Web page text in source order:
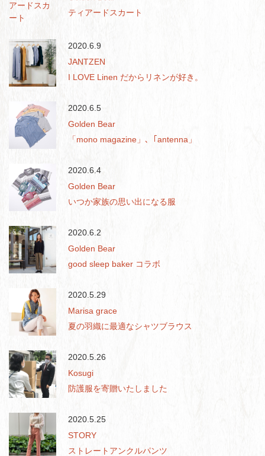
ティアードスカート
2020.6.9
JANTZEN
I LOVE Linen だからリネンが好き。
2020.6.5
Golden Bear
「mono magazine」､「antenna」
2020.6.4
Golden Bear
いつか家族の思い出になる服
2020.6.2
Golden Bear
good sleep baker コラボ
2020.5.29
Marisa grace
夏の羽織に最適なシャツブラウス
2020.5.26
Kosugi
防護服を寄贈いたしました
2020.5.25
STORY
ストレートアンクルパンツ